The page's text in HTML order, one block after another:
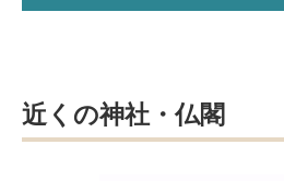
近くの神社・仏閣